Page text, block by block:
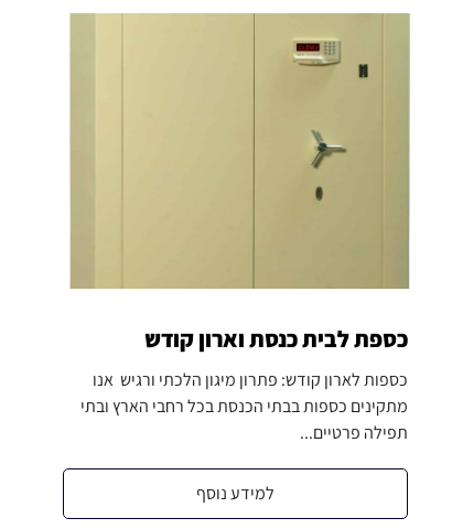
כספת לבית כנסת וארון קודש
כספות לארון קודש: פתרון מיגון הלכתי ורגיש אנו
מתקינים כספות בבתי הכנסת בכל רחבי הארץ ובתי
תפילה פרטיים...
למידע נוסף